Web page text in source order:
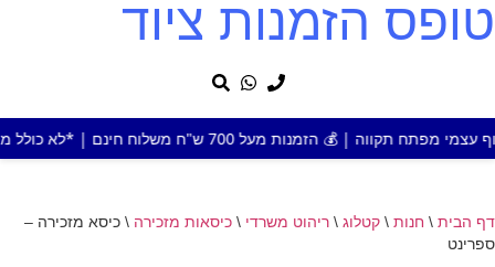
טופס הזמנות ציוד
מעל 700 ש"ח משלוח חינם | *לא כולל מוצר או אזור חריג
דף הבית \ חנות \ קטלוג \ ריהוט משרדי \ כיסאות מזכירה \ כיסא מזכירה –
ספרינט